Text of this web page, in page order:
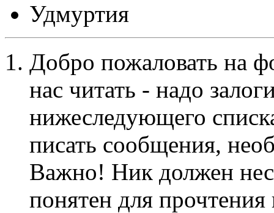
Удмуртия
Добро пожаловать на
нас читать - надо
нижеследующего
писать сообщения,
Важно! Ник должен
понятен для